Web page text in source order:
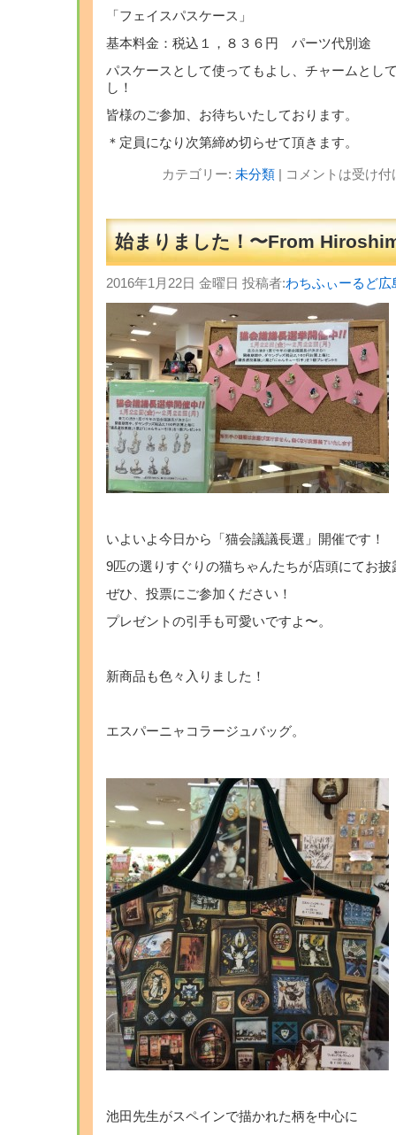
「フェイスパスケース」
基本料金：税込１，８３６円 パーツ代別途
パスケースとして使ってもよし、チャームとし
し！
皆様のご参加、お待ちいたしております。
＊定員になり次第締め切らせて頂きます。
カテゴリー: 未分類| コメントは受け
始まりました！〜From
2016年1月22日 金曜日 投稿者:わちふぃーるど
いよいよ今日から「猫会議議長選」開催です！
9匹の選りすぐりの猫ちゃんたちが店頭にてお披
ぜひ、投票にご参加ください！
プレゼントの引手も可愛いですよ〜。
新商品も色々入りました！
エスパーニャコラージュバッグ。
池田先生がスペインで描かれた柄を中心に